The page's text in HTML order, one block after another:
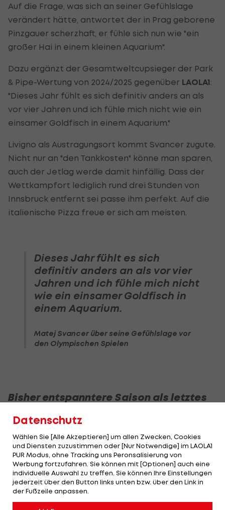
Auf die Frage, was sich an seiner Gefühlslage
verändert hätte, antwortet der in Prag geborene
Pinzgauer scherzhaft, er fühle sich nun wie "ein
großer Hai in einem kleinen Aquarium".
Dazu ergänzt der Gesamtweltcupsieger der Park
& Pipe-Wertung von 2024/2025 gegenüber LAOLA1:
"Dieses Jahr fühlt es sich definitiv anders an als
vor vier Jahren und ich fühle mich nicht wie ein
einsamer Goldfisch in einem Aquarium."
Livigno als Austragungsort kommt Svancer zugute.
Nicht nur an "den Tankkosten" könne man sparen,
auch der Jetlag werde damit hinfällig. Dass der
Wettkampfort lediglich rund drei Stunden von
Innsbruck entfernt sei passe ihm perfekt. Auf die
italienische Pizza freue er sich am meisten.
Dieses Jahr fühlt es sich
definitiv anders an als vor vier
Jahren und ich fühle mich nicht
wie ein einsamer Goldfisch in
einem Aquarium.
Matej Svancer über seine Gefühlslage vor
den Olympischen Spielen
Bisher entspanntere Saison als letztes
Der Ski Freestyler hatte zuletzt immer wieder mit
Fersenproblemen zu kämpfen. Auch die WM im
letzten Jahr verpasste er.
Vor den Spielen geht es ihm "gesundheitlich ganz
gut, nach wie vor spüre ich manchmal die Ferse
Datenschutz
Wählen Sie [Alle Akzeptieren] um allen Zwecken, Cookies
und Diensten zuzustimmen oder [Nur Notwendige] im LAOLA1
PUR Modus, ohne Tracking uns Peronsalisierung von
Werbung fortzufahren. Sie können mit [Optionen] auch eine
individuelle Auswahl zu treffen. Sie können Ihre Einstellungen
jederzeit über den Button links unten bzw. über den Link in
der Fußzeile anpassen.